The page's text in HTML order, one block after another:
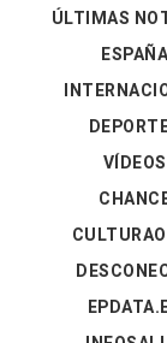
ÚLTIMAS
ESPAÑA
VÍDEOS